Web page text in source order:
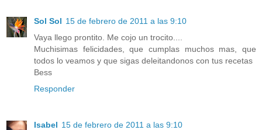
Sol Sol 15 de febrero de 2011 a las 9:10
Vaya llego prontito. Me cojo un trocito....
Muchisimas felicidades, que cumplas muchos mas, que
todos lo veamos y que sigas deleitandonos con tus recetas
Bess
Responder
Isabel 15 de febrero de 2011 a las 9:10